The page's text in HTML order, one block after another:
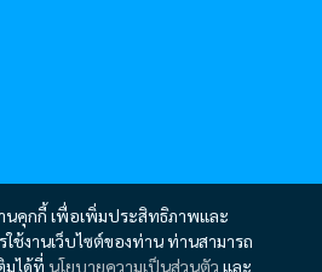
นคุกกี้ เพื่อเพิ่มประสิทธิภาพและ
ช้งานเว็บไซต์ของท่าน ท่านสามารถ
มได้ที่ นโยบายความเป็นส่วนตัว และ